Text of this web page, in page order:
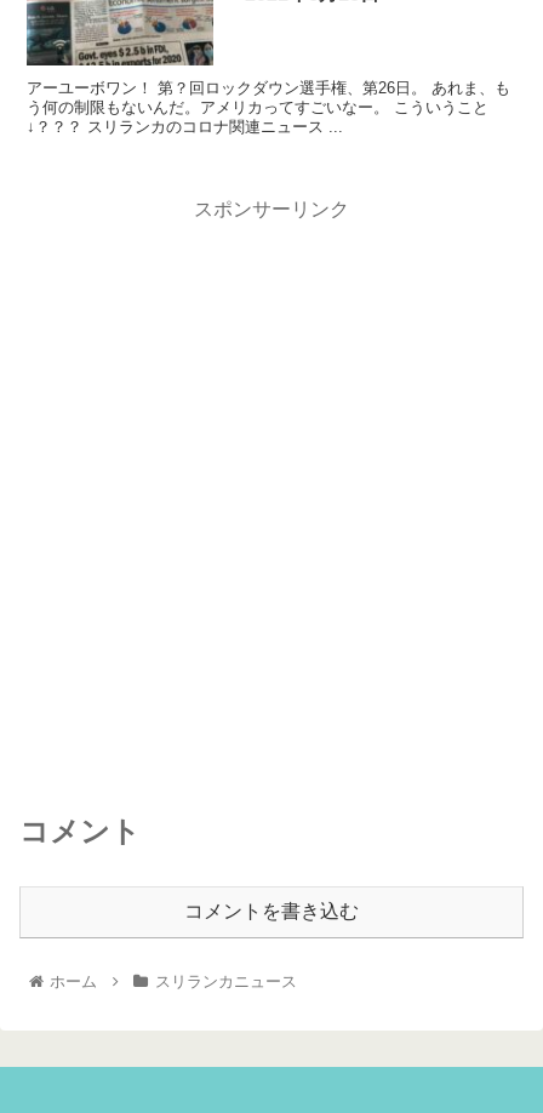
アーユーボワン！ 第？回ロックダウン選手権、第26日。 あれま、も
う何の制限もないんだ。アメリカってすごいなー。 こういうこと
↓？？？ スリランカのコロナ関連ニュース ...
スポンサーリンク
コメント
コメントを書き込む
ホーム スリランカニュース